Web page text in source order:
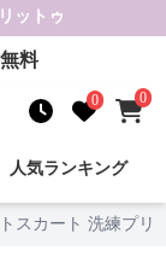
ットゥ
料
0 0
人気ランキング
スカート 洗練プリ